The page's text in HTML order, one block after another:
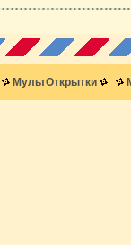
МультОткрытки